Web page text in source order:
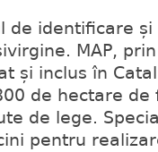
de identificare
MAP,
și inclus în
de hectare
de lege.
pentru